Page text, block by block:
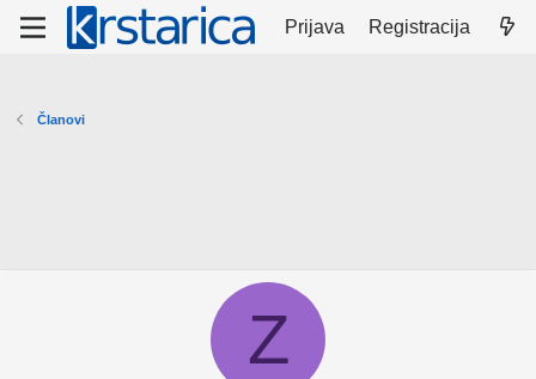
Prijava Registracija
Članovi
Z